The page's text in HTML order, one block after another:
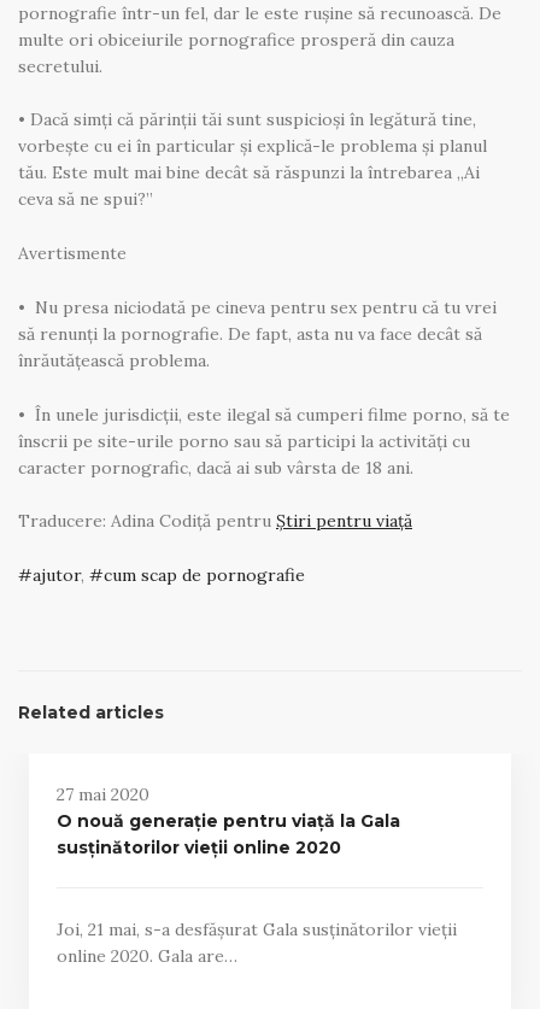
pornografie într-un fel, dar le este rușine să recunoască. De
multe ori obiceiurile pornografice prosperă din cauza
secretului.
• Dacă simți că părinții tăi sunt suspicioși în legătură tine,
vorbește cu ei în particular și explică-le problema și planul
tău. Este mult mai bine decât să răspunzi la întrebarea „Ai
ceva să ne spui?”
Avertismente
• Nu presa niciodată pe cineva pentru sex pentru că tu vrei
să renunți la pornografie. De fapt, asta nu va face decât să
înrăutățească problema.
• În unele jurisdicții, este ilegal să cumperi filme porno, să te
înscrii pe site-urile porno sau să participi la activități cu
caracter pornografic, dacă ai sub vârsta de 18 ani.
Traducere: Adina Codiță pentru Știri pentru viață
ajutor, cum scap de pornografie
Related articles
27 mai 2020
O nouă generație pentru viață la Gala
susținătorilor vieții online 2020
Joi, 21 mai, s-a desfășurat Gala susținătorilor vieții
online 2020. Gala are…